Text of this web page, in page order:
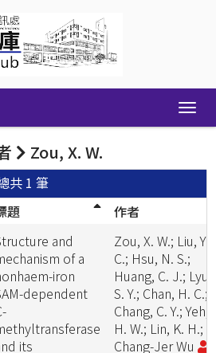
Zou, X. W.
共 1 筆
題
作者
and
of a
iron
dependent
its
Zou, X. W.; Liu, Y.
C.; Hsu, N. S.;
Huang, C. J.; Lyu,
S. Y.; Chan, H. C.;
Chang, C. Y.; Yeh,
H. W.; Lin, K. H.;
Chang-Jer Wu